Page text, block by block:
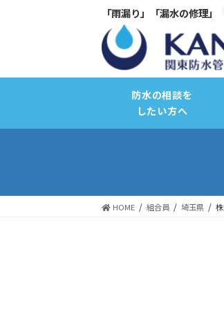
「雨漏り」「漏水の修理
防水の相談を
したい方へ
HOME 組合員 埼玉県